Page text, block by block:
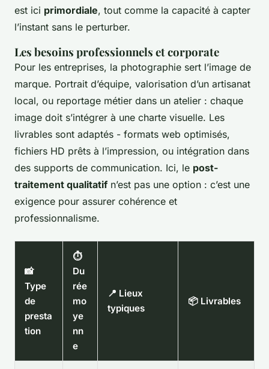
est ici primordiale, tout comme la capacité à capter
l’instant sans le perturber.
Les besoins professionnels et corporate
Pour les entreprises, la photographie sert l’image de
marque. Portrait d’équipe, valorisation d’un artisanat
local, ou reportage métier dans un atelier : chaque
image doit s’intégrer à une charte visuelle. Les
livrables sont adaptés - formats web optimisés,
fichiers HD prêts à l’impression, ou intégration dans
des supports de communication. Ici, le post-
traitement qualitatif n’est pas une option : c’est une
exigence pour assurer cohérence et
professionnalisme.
📸
Type
de
presta
tion
⏱️
Du
rée
mo
ye
nn
e
📍 Lieux
typiques
📦 Livrables